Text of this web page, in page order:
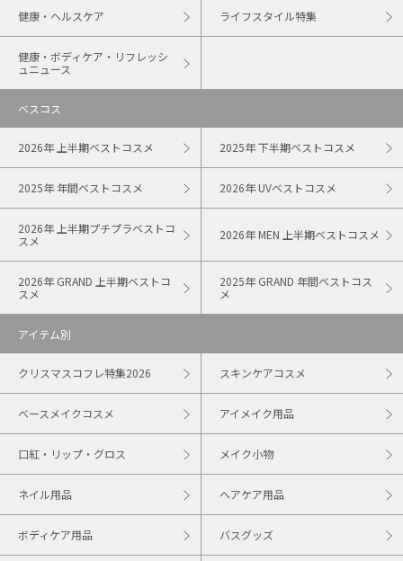
健康・ヘルスケア ライフスタイル特集
健康・ボディケア・リフレッシ
ュニュース
ベスコス
2026年 上半期ベストコスメ 2025年 下半期ベストコスメ
2025年 年間ベストコスメ 2026年 UVベストコスメ
2026年 上半期プチプラベストコ
スメ
2026年 MEN 上半期ベストコスメ
2026年 GRAND 上半期ベストコ
スメ
2025年 GRAND 年間ベストコス
メ
アイテム別
クリスマスコフレ特集2026 スキンケアコスメ
ベースメイクコスメ アイメイク用品
口紅・リップ・グロス メイク小物
ネイル用品 ヘアケア用品
ボディケア用品 バスグッズ